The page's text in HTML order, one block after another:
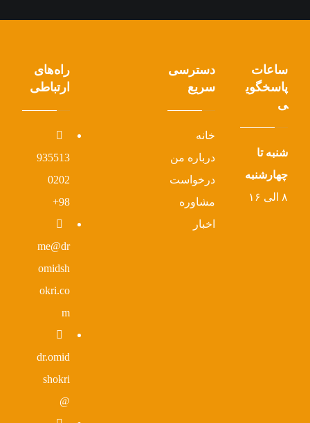
راه‌های
ارتباطی
935513
0202
98+
me@dr
omidsh
okri.co
m
dr.omid
shokri
@
دسترسی
سریع
خانه
درباره من
درخواست
مشاوره
اخبار
ساعات
پاسخگوی
ی
شنبه تا
چهارشنبه
۸ الی ۱۶